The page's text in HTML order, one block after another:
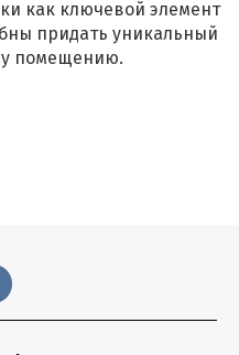
как ключевой элемент
придать уникальный
помещению.